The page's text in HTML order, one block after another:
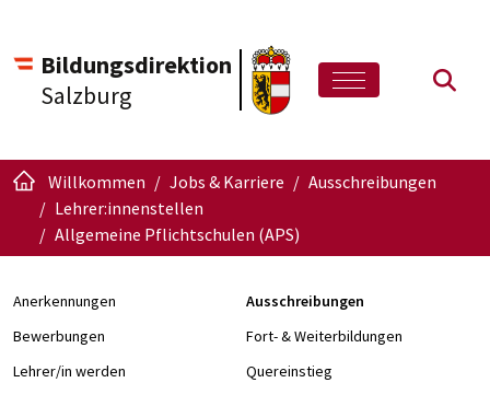
Bildungsdirektion
Salzburg
Willkommen Jobs & Karriere
Ausschreibungen
Lehrer:innenstellen
Allgemeine Pflichtschulen (APS)
Anerkennungen
Ausschreibungen
Bewerbungen
Fort- & Weiterbildungen
Lehrer/in werden
Quereinstieg